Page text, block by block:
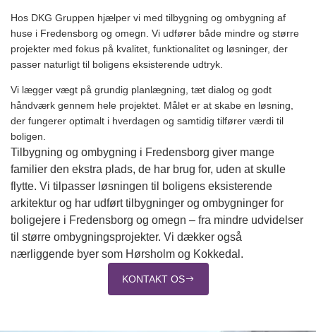
Hos DKG Gruppen hjælper vi med tilbygning og ombygning af
huse i Fredensborg og omegn. Vi udfører både mindre og større
projekter med fokus på kvalitet, funktionalitet og løsninger, der
passer naturligt til boligens eksisterende udtryk.
Vi lægger vægt på grundig planlægning, tæt dialog og godt
håndværk gennem hele projektet. Målet er at skabe en løsning,
der fungerer optimalt i hverdagen og samtidig tilfører værdi til
boligen.
Tilbygning og ombygning i Fredensborg giver mange
familier den ekstra plads, de har brug for, uden at skulle
flytte. Vi tilpasser løsningen til boligens eksisterende
arkitektur og har udført tilbygninger og ombygninger for
boligejere i Fredensborg og omegn – fra mindre udvidelser
til større ombygningsprojekter. Vi dækker også
nærliggende byer som Hørsholm og Kokkedal.
KONTAKT OS